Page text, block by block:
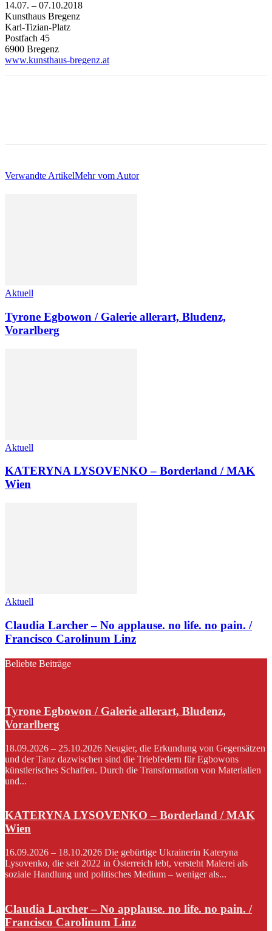
14.07. – 07.10.2018
Kunsthaus Bregenz
Karl-Tizian-Platz
Postfach 45
6900 Bregenz
www.kunsthaus-bregenz.at
Verwandte ArtikelMehr vom Autor
Aktuell
Tyrone Egbowon / Galerie allerart, Bludenz,
Vorarlberg
Aktuell
KATERYNA LYSOVENKO – Borderland / MAK
Wien
Aktuell
Claudia Larcher – No applause. no life. no pain. /
Francisco Carolinum Linz
Beliebte Beiträge
Tyrone Egbowon / Galerie allerart, Bludenz,
Vorarlberg
18.09.2026 – 25.10.2026 Neugier, die Erkundung von Gegensätzen
und der Tanz dazwischen sind die Triebfedern für Egbowons
künstlerisches Schaffen. Durch die Transformation von Materialien
und...
KATERYNA LYSOVENKO – Borderland / MAK
Wien
16.09.2026 – 18.10.2026 Die gebürtige Ukrainerin Kateryna
Lysovenko, die seit 2022 in Österreich lebt, versteht Malerei als
soziale Handlung und politisches Medium – weniger als...
Claudia Larcher – No applause. no life. no pain. /
Francisco Carolinum Linz